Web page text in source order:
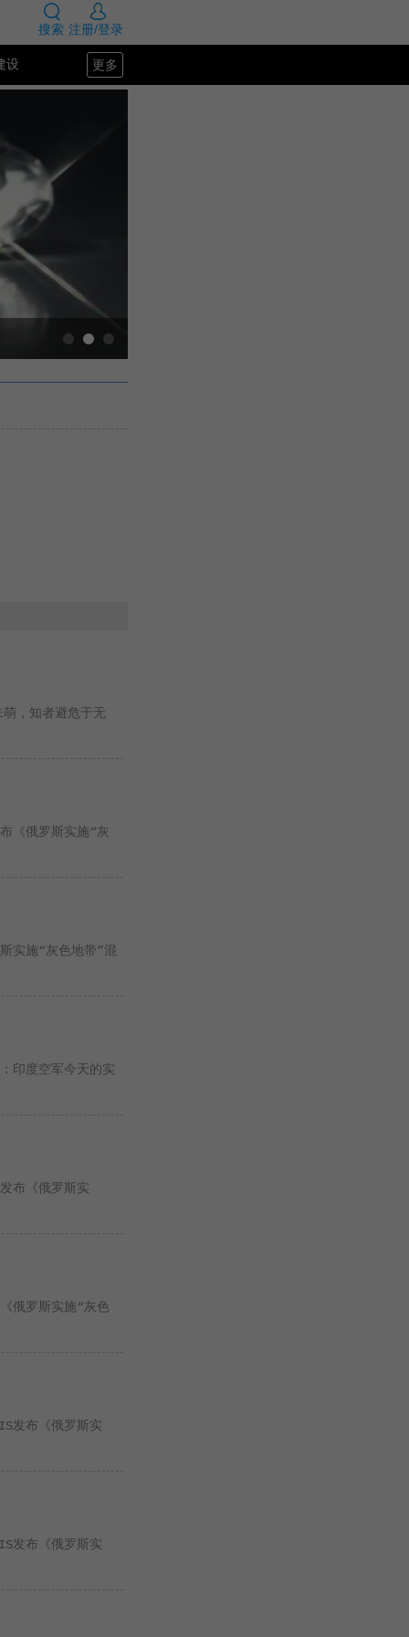
注册/登录
搜索
更多
设
，知者避危于无
《俄罗斯实施“灰
实施“灰色地带”混
印度空军今天的实
布《俄罗斯实
俄罗斯实施“灰色
发布《俄罗斯实
发布《俄罗斯实